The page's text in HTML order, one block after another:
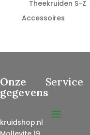
Theekruiden S-Z
Accessoires
Onze
gegevens
kruidshop.nl
Service